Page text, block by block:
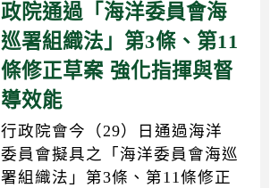
政院通過「海洋委員會海
巡署組織法」第3條、第11
條修正草案 強化指揮與督
導效能
行政院會今（29）日通過海洋
委員會擬具之「海洋委員會海巡
署組織法」第3條、第11條修正